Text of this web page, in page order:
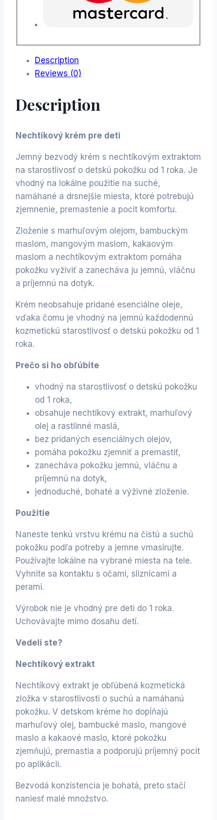
Description
Reviews (0)
Description
Nechtíkový krém pre deti
Jemný bezvodý krém s nechtíkovým extraktom
na starostlivosť o detskú pokožku od 1 roka. Je
vhodný na lokálne použitie na suché,
namáhané a drsnejšie miesta, ktoré potrebujú
zjemnenie, premastenie a pocit komfortu.
Zloženie s marhuľovým olejom, bambuckým
maslom, mangovým maslom, kakaovým
maslom a nechtíkovým extraktom pomáha
pokožku vyživiť a zanecháva ju jemnú, vláčnu
a príjemnú na dotyk.
Krém neobsahuje pridané esenciálne oleje,
vďaka čomu je vhodný na jemnú každodennú
kozmetickú starostlivosť o detskú pokožku od 1
roka.
Prečo si ho obľúbite
vhodný na starostlivosť o detskú pokožku
od 1 roka,
obsahuje nechtíkový extrakt, marhuľový
olej a rastlinné maslá,
bez pridaných esenciálnych olejov,
pomáha pokožku zjemniť a premastiť,
zanecháva pokožku jemnú, vláčnu a
príjemnú na dotyk,
jednoduché, bohaté a výživné zloženie.
Použitie
Naneste tenkú vrstvu krému na čistú a suchú
pokožku podľa potreby a jemne vmasírujte.
Používajte lokálne na vybrané miesta na tele.
Vyhnite sa kontaktu s očami, sliznicami a
perami.
Výrobok nie je vhodný pre deti do 1 roka.
Uchovávajte mimo dosahu detí.
Vedeli ste?
Nechtíkový extrakt
Nechtíkový extrakt je obľúbená kozmetická
zložka v starostlivosti o suchú a namáhanú
pokožku. V detskom kréme ho dopĺňajú
marhuľový olej, bambucké maslo, mangové
maslo a kakaové maslo, ktoré pokožku
zjemňujú, premastia a podporujú príjemný pocit
po aplikácii.
Bezvodá konzistencia je bohatá, preto stačí
naniesť malé množstvo.